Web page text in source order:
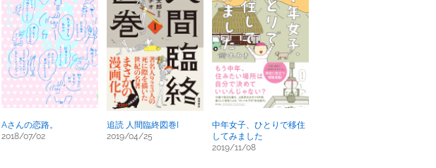
Aさんの恋路。
2018/07/02
追読 人間臨終図巻I
2019/04/25
中年女子、ひとりで移住
してみました
2019/11/08